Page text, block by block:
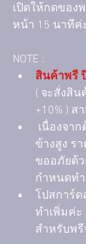
เปิดให้กดของ
หน้า 15 นาทีค่
NOTE :
สินค้าพรี
( จะสั่งสิ
+10% ) ส
ข้างสูง ร
ขออภัยด้ว
กำหนดทำ
โปสการ์ด
ทำเพิ่มค่ะ
สำหรับพ